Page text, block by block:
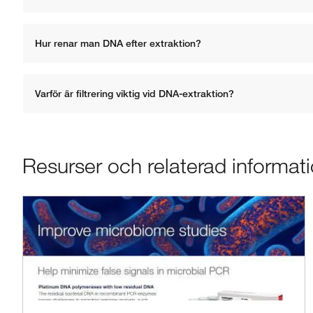
Hur renar man DNA efter extraktion?
Varför är filtrering viktig vid DNA-extraktion?
Resurser och relaterad